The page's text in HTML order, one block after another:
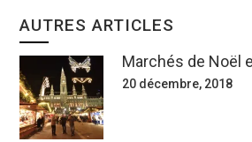
AUTRES ARTICLES
Marchés de Noël
20 décembre, 2018